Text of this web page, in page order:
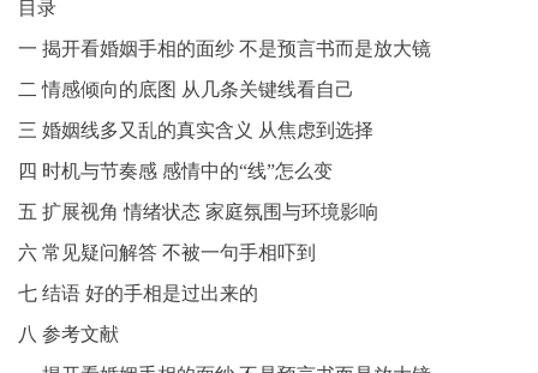
目录
一 揭开看婚姻手相的面纱 不是预言书而是放大镜
二 情感倾向的底图 从几条关键线看自己
三 婚姻线多又乱的真实含义 从焦虑到选择
四 时机与节奏感 感情中的“线”怎么变
五 扩展视角 情绪状态 家庭氛围与环境影响
六 常见疑问解答 不被一句手相吓到
七 结语 好的手相是过出来的
八 参考文献